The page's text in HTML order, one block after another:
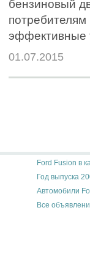
бензиновый
эффективные
01.07.2015
Ford Fusion в
Год выпуска
Автомобили
Все